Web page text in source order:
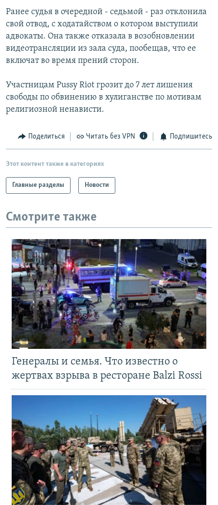
Ранее судья в очередной - седьмой - раз отклонила
свой отвод, с ходатайством о котором выступили
адвокаты. Она также отказала в возобновлении
видеотрансляции из зала суда, пообещав, что ее
включат во время прений сторон.
Участницам Pussy Riot грозит до 7 лет лишения
свободы по обвинению в хулиганстве по мотивам
религиозной ненависти.
Поделиться Читать без VPN Подпишитесь
Этот контент также в категориях
Главные разделы Новости
Смотрите также
Генералы и семья. Что известно о
жертвах взрыва в ресторане Balzi Rossi